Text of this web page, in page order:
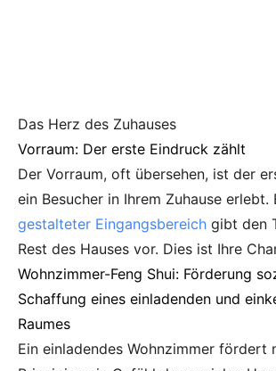
Das Herz des Zuhauses
Vorraum: Der erste Eindruck zählt
Der Vorraum, oft übersehen, ist der
ein Besucher in Ihrem Zuhause erlebt.
gestalteter Eingangsbereich gibt den
Rest des Hauses vor. Dies ist Ihre
Wohnzimmer-Feng Shui: Förderung
Schaffung eines einladenden und
Raumes
Ein einladendes Wohnzimmer fördert